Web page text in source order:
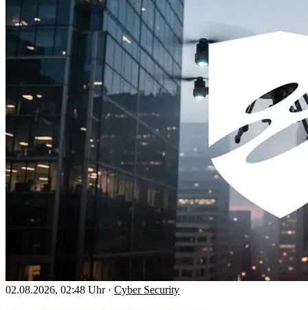
02.08.2026, 02:48 Uhr · Cyber Security